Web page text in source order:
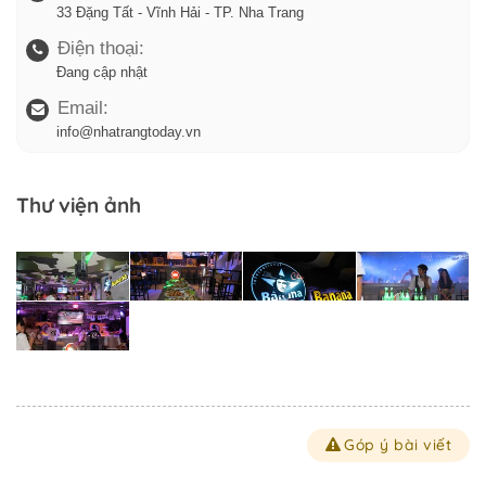
33 Đặng Tất - Vĩnh Hải - TP. Nha Trang
Điện thoại:
Đang cập nhật
Email:
info@nhatrangtoday.vn
Thư viện ảnh
Góp ý bài viết